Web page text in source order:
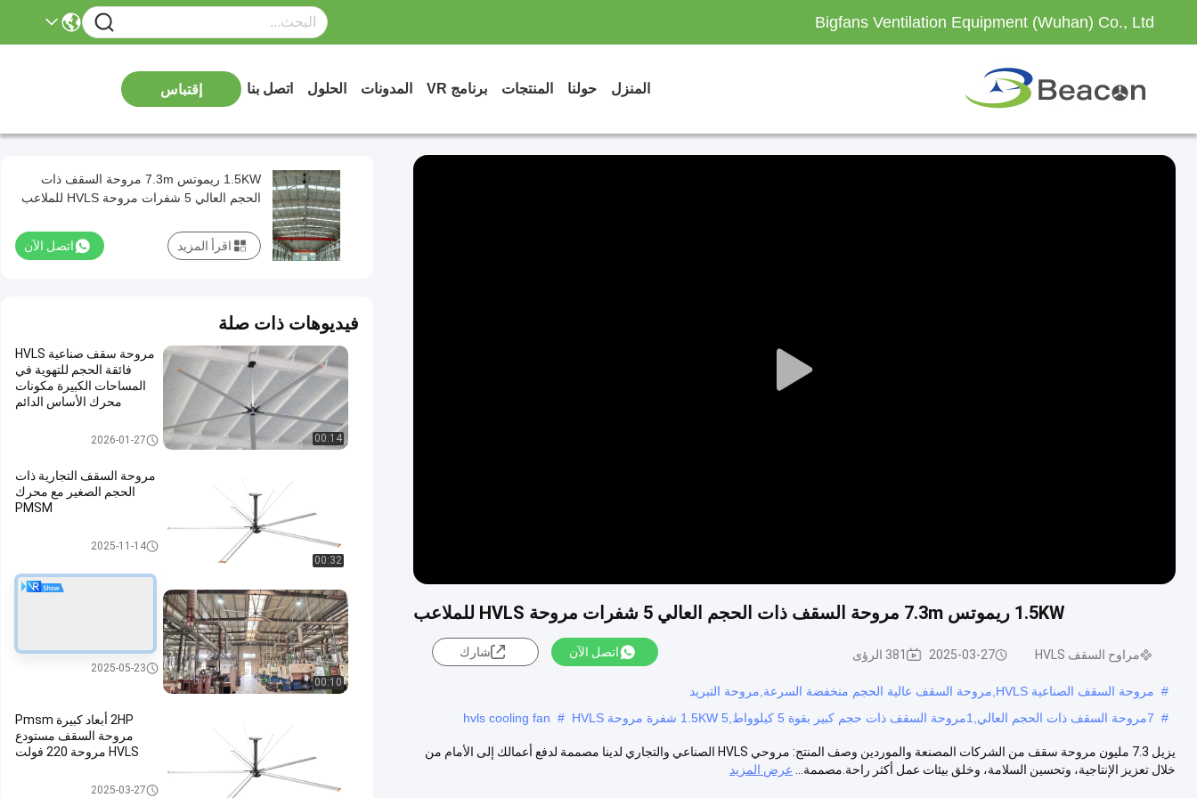
Bigfans Ventilation Equipment (Wuhan) Co., Ltd
المنزل حولنا المنتجات برنامج VR المدونات الحلول اتصل بنا إقتباس
Play
1.5KW ريموتس 7.3m مروحة السقف ذات الحجم العالي 5 شفرات مروحة HVLS للملاعب
مراوح السقف HVLS 2025-03-27 381 الرؤى اتصل الآن شارك
# مروحة السقف الصناعية HVLS,مروحة السقف عالية الحجم منخفضة السرعة,مروحة التبريد
# 7مروحة السقف ذات الحجم العالي,1مروحة السقف ذات حجم كبير بقوة 5 كيلوواط,1.5KW 5 شفرة مروحة HVLS #
hvls cooling fan
يزيل 7.3 مليون مروحة سقف من الشركات المصنعة والموردين وصف المنتج: مروحي HVLS الصناعي والتجاري لدينا مصممة لدفع أعمالك إلى الأمام من
خلال تعزيز الإنتاجية، وتحسين السلامة، وخلق بيئات عمل أكثر راحة.مصممة...
عرض المزيد
1.5KW ريموتس 7.3m مروحة السقف ذات
الحجم العالي 5 شفرات مروحة HVLS للملاعب
اتصل الآن اقرأ المزيد
فيديوهات ذات صلة
00:14
مروحة سقف صناعية HVLS
فائقة الحجم للتهوية في
المساحات الكبيرة مكونات
محرك الأساس الدائم
مروحة السقف الصناعية2026-01-27
00:32
مروحة السقف التجارية ذات
الحجم الصغير مع محرك
PMSM
مروحة السقف الصغيرة الحجم
2025-11-14
00:10
مروحة السقف التجارية2025-05-23
2HP أبعاد كبيرة Pmsm
مروحة السقف مستودع
HVLS مروحة 220 فولت
مراوح السقف HVLS2025-03-27